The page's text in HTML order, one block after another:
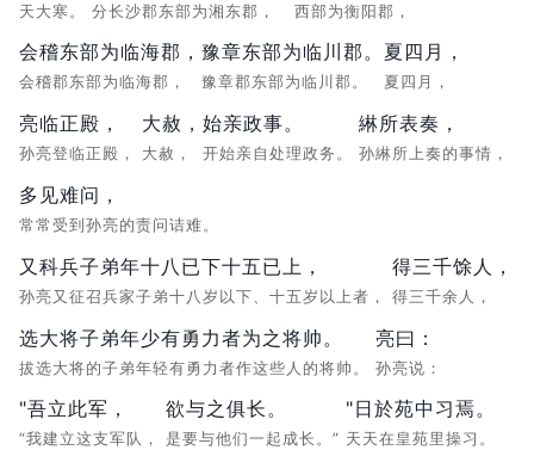
天大寒。 分长沙郡东部为湘东郡， 西部为衡阳郡，
会稽东部为临海郡，
会稽郡东部为临海郡，
豫章东部为临川郡。
豫章郡东部为临川郡。
夏四月，
夏四月，
亮临正殿，
孙亮登临正殿，
大赦，
大赦，
始亲政事。
开始亲自处理政务。
綝所表奏，
孙綝所上奏的事情，
多见难问，
常常受到孙亮的责问诘难。
又科兵子弟年十八已下十五已上，
孙亮又征召兵家子弟十八岁以下、十五岁以上者，
得三千馀人，
得三千余人，
选大将子弟年少有勇力者为之将帅。
拔选大将的子弟年轻有勇力者作这些人的将帅。
亮曰：
孙亮说：
"吾立此军，
“我建立这支军队，
欲与之俱长。
是要与他们一起成长。”
"日於苑中习焉。
天天在皇苑里操习。